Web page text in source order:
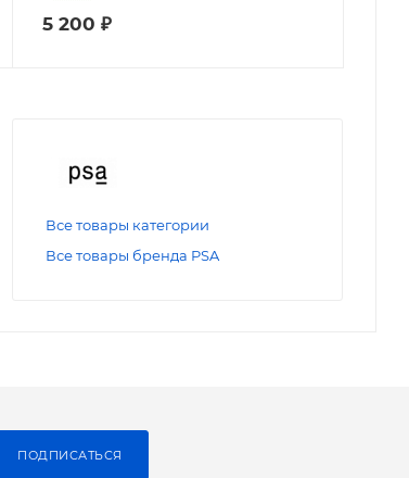
5 200 ₽
Все товары категории
Все товары бренда PSA
ПОДПИСАТЬСЯ